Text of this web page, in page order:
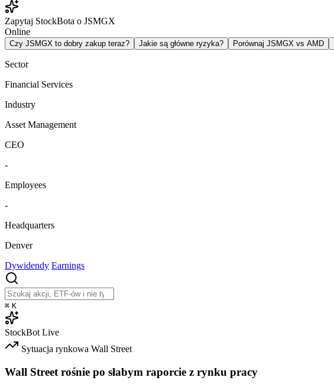
Zapytaj StockBota o JSMGX
Online
Czy JSMGX to dobry zakup teraz? Jakie są główne ryzyka? Porównaj JSMGX vs AMD
Sector
Financial Services
Industry
Asset Management
CEO
-
Employees
-
Headquarters
Denver
Dywidendy Earnings
⌘ K
StockBot Live
Sytuacja rynkowa Wall Street
Wall Street rośnie po słabym raporcie z rynku pracy